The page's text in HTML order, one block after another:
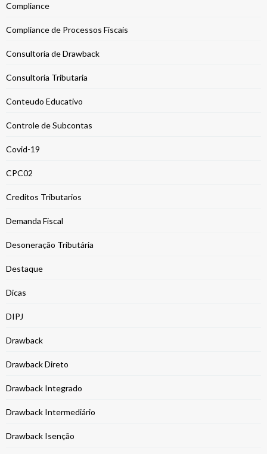
Compliance
Compliance de Processos Fiscais
Consultoria de Drawback
Consultoria Tributaria
Conteudo Educativo
Controle de Subcontas
Covid-19
CPC02
Creditos Tributarios
Demanda Fiscal
Desoneração Tributária
Destaque
Dicas
DIPJ
Drawback
Drawback Direto
Drawback Integrado
Drawback Intermediário
Drawback Isenção